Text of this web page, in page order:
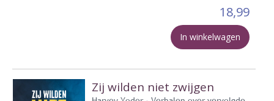
18,99
In winkelwagen
Zij wilden niet zwijgen